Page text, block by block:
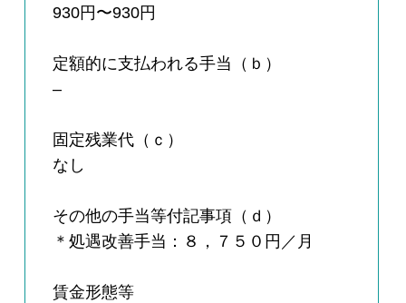
930円〜930円
定額的に支払われる手当（ｂ）
–
固定残業代（ｃ）
なし
その他の手当等付記事項（ｄ）
＊処遇改善手当：８，７５０円／月
賃金形態等